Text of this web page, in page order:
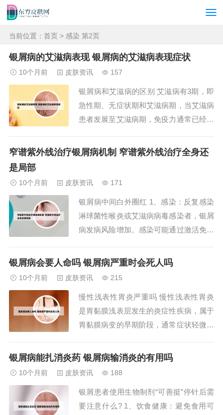
当前位置： 首页 > 感染 第2页
银屑病的艾滋病表现 银屑病的艾滋病表现症状
10个月前 皮肤资讯 157
银屑病和艾滋病的区别 艾滋病有3期，即
急性期、无症状期和艾滋病期，当艾滋病
患者发展至艾滋病期，免疫力通常已经较
现严重病变的可能性。水痘在正常患者中
疱。所以银屑病和艾滋病是完全不同的2
个疾病，不要...
窄谱紫外线治疗银屑病机制 窄谱紫外线治疗全身还
是局部
10个月前 皮肤资讯 171
银屑病中间白外圈红 1、感染：反复感染
淋球菌性喉炎或艾滋病病毒感染者，银屑
病发病风险增加。感染可能通过激活免疫
损。压力过大：长期精神压力可导致免疫
块，中央覆盖白色鳞屑，形成“中间白外
圈红”的典型表...
银屑病会要人命吗 银屑病严重时会死人吗
10个月前 皮肤资讯 215
慢性浅表性胃炎严重吗 慢性浅表性胃炎
是胃黏膜浅表层发生的炎症性疾病，属于
胃黏膜病变的早期阶段，通常症状轻微且
下：病因与病理机制该病主要由幽门螺杆
药）、酒精摄入或精神压力等因素诱发。
慢性浅表性胃炎...
银屑病能扎消炎药 银屑病输消炎的有用吗
10个月前 皮肤资讯 188
银屑患者使用生物制剂“可善挺”停针后需
要注意什么? 1、饮食健康：避免食用可